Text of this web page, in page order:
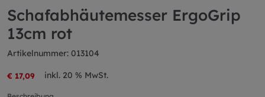
Schafabhäutemesser ErgoGrip
13cm rot
Artikelnummer: 013104
€ 17,09 inkl. 20 % MwSt.